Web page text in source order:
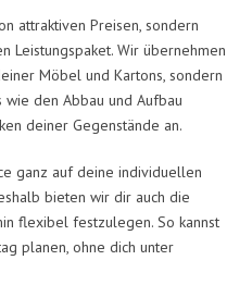
attraktiven Preisen, sondern
Leistungspaket. Wir übernehmen
Möbel und Kartons, sondern
den Abbau und Aufbau
deiner Gegenstände an.
ganz auf deine individuellen
bieten wir dir auch die
flexibel festzulegen. So kannst
planen, ohne dich unter